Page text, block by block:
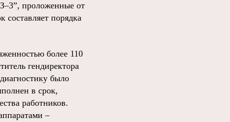
проложенные от
составляет порядка
более 110
гендиректора
было
в срок,
работников.
–